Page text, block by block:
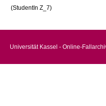
(StudentIn Z_7)
Universität Kassel - Online-